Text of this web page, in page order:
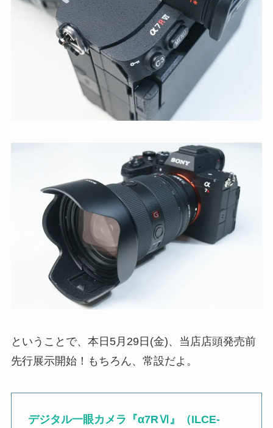
ということで、本日5月29日(金)、当店店頭発売前
先行展示開始！もちろん、常設だよ。
デジタル一眼カメラ『α7RⅥ』（ILCE-